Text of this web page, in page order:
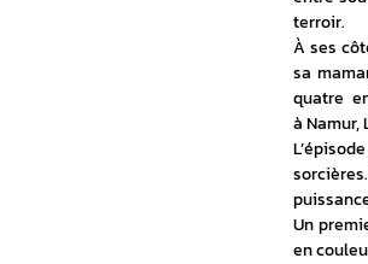
terroir.
À ses
sa
quatre
à Namur,
Un
en